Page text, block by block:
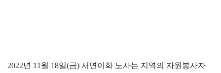
2022년 11 월 18일(금) 서연이화 노사는 지역의 자원봉사자